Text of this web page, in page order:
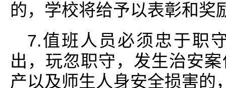
的，学校将给予以表彰和奖
7.值班人员必须忠于职
出，玩忽职守，发生治安
产以及师生人身安全损害的